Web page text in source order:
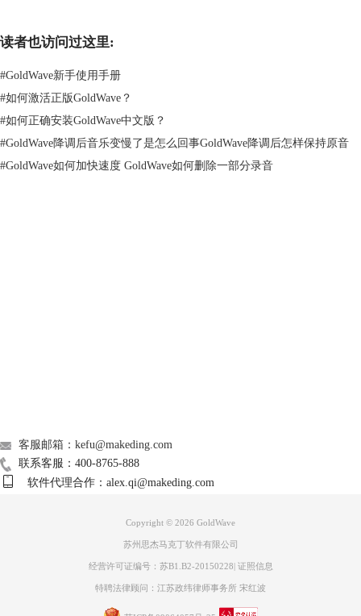
在GoldWave的控制窗口中，敲击大写的H，就会从鼠标光标位置开始播
放，非常方便。
读者也访问过这里:
#GoldWave新手使用手册
#如何激活正版GoldWave？
#如何正确安装GoldWave中文版？
#GoldWave降调后音乐变慢了是怎么回事GoldWave降调后怎样保持原音
#GoldWave如何加快速度 GoldWave如何删除一部分录音
客服邮箱：kefu@makeding.com
联系客服：400-8765-888
软件代理合作：alex.qi@makeding.com
Copyright © 2026 GoldWave
苏州思杰马克丁软件有限公司
经营许可证编号：苏B1.B2-20150228| 证照信息
特聘法律顾问：江苏政纬律师事务所 宋红波